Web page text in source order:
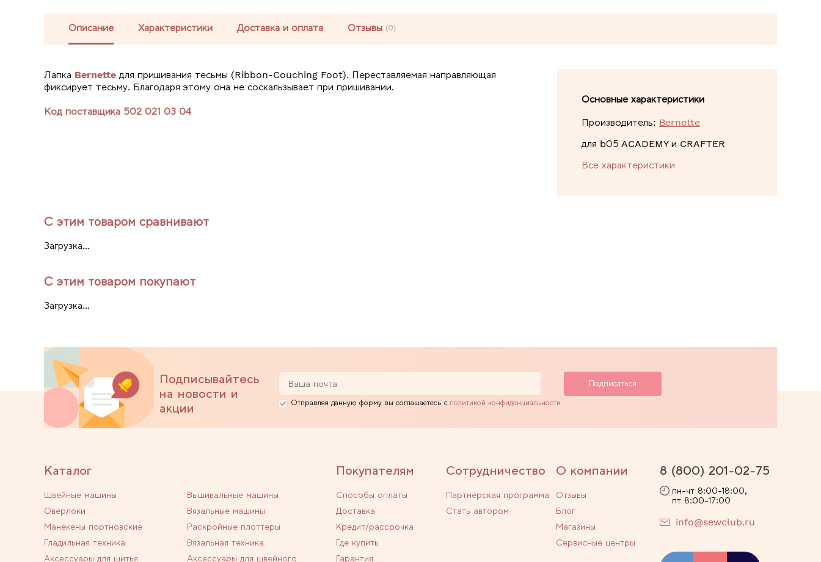
Описание Характеристики Доставка и оплата Отзывы (0)
Лапка Bernette для пришивания тесьмы (Ribbon-Couching Foot). Переставляемая направляющая
фиксирует тесьму. Благодаря этому она не соскальзывает при пришивании.
Код поставщика 502 021 03 04
Основные характеристики
Производитель: Bernette
для b05 ACADEMY и CRAFTER
Все характеристики
С этим товаром сравнивают
Загрузка...
С этим товаром покупают
Загрузка...
Подписывайтесь
на новости и
акции
Отправляя данную форму вы соглашаетесь с политикой конфиденциальности
Каталог
Швейные машины
Вышивальные машины
Оверлоки
Вязальные машины
Манекены портновские
Раскройные плоттеры
Гладильная техника
Вязальная техника
Аксессуары для шитья
Аксессуары для швейного
Покупателям
Способы оплаты
Доставка
Кредит/рассрочка
Где купить
Гарантия
Сотрудничество
Партнерская программа
Стать автором
О компании
Отзывы
Блог
Магазины
Сервисные центры
8 (800) 201-02-75
пн-чт 8:00-18:00,
пт 8:00-17:00
info@sewclub.ru